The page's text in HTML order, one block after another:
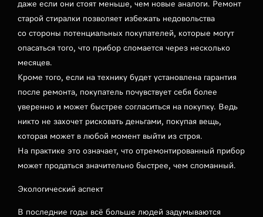
даже если они стоят меньше, чем новые аналоги. Ремонт
старой стиралки позволяет избежать недовольства
со стороны потенциальных покупателей, которые могут
опасаться того, что прибор сломается через несколько
месяцев.
Кроме того, если на технику будет установлена гарантия
после ремонта, покупатель почувствует себя более
уверенно и может быстрее согласиться на покупку. Ведь
никто не захочет рисковать деньгами, покупая вещь,
которая может в любой момент выйти из строя.
На практике это означает, что отремонтированный прибор
может продаться значительно быстрее, чем сломанный.
Экологический аспект
В последние годы всё больше людей задумываются